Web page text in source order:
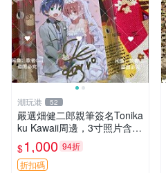
潮玩港 52
嚴選畑健二郎親筆簽名Tonika
ku Kawaii周邊，3寸照片含原
裝卡匣。收藏家直供，保真可
靠。 Tonikaku Kawaii 畑健二
郎 親筆簽名周
$1,000 94折
折扣碼